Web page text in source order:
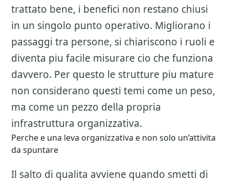
trattato bene, i benefici non restano chiusi
in un singolo punto operativo. Migliorano i
passaggi tra persone, si chiariscono i ruoli e
diventa piu facile misurare cio che funziona
davvero. Per questo le strutture piu mature
non considerano questi temi come un peso,
ma come un pezzo della propria
infrastruttura organizzativa.
Perche e una leva organizzativa e non solo un’attivita
da spuntare
Il salto di qualita avviene quando smetti di